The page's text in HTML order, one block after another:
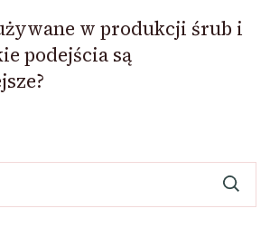
w produkcji śrub i
podejścia są